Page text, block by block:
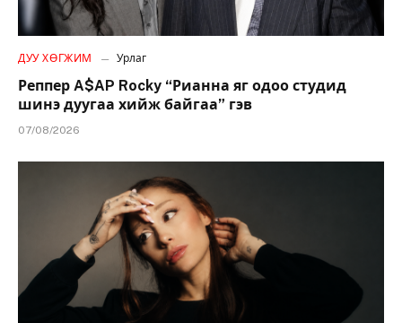
ДУУ ХӨГЖИМ Урлаг
Реппер A$AP Rocky “Рианна яг одоо студид
шинэ дуугаа хийж байгаа” гэв
07/08/2026